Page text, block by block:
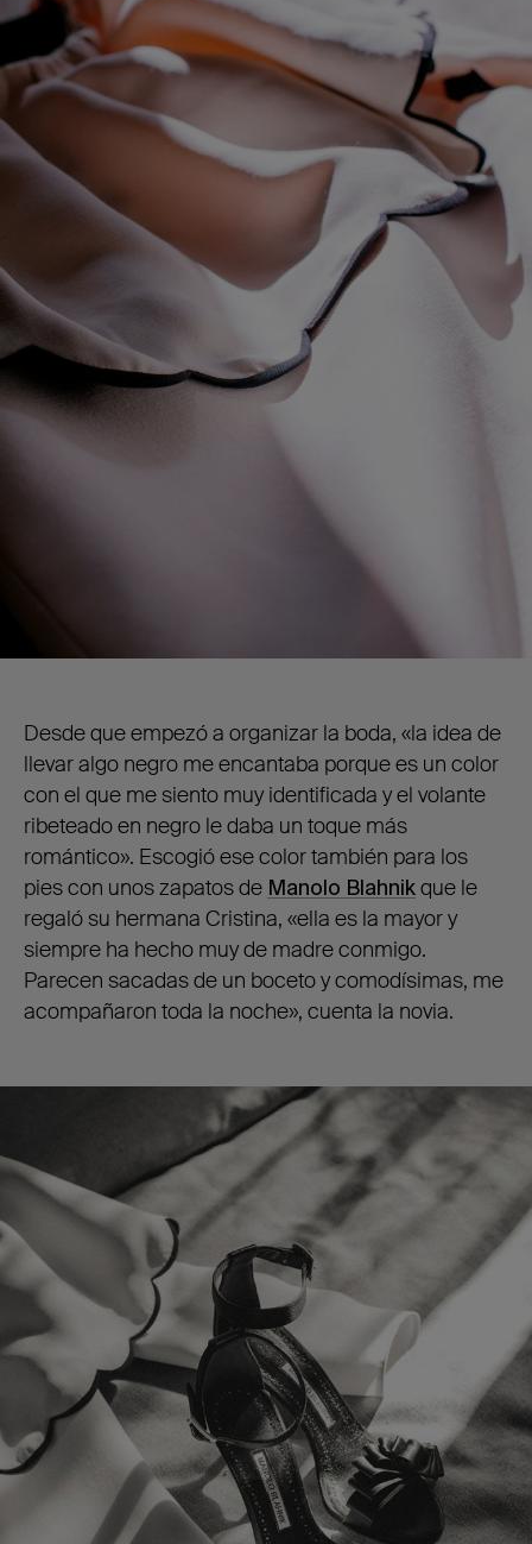
Desde que empezó a organizar la boda, «la idea de
llevar algo negro me encantaba porque es un color
con el que me siento muy identificada y el volante
ribeteado en negro le daba un toque más
romántico». Escogió ese color también para los
pies con unos zapatos de Manolo Blahnikque le
regaló su hermana Cristina, «ella es la mayor y
siempre ha hecho muy de madre conmigo.
Parecen sacadas de un boceto y comodísimas, me
acompañaron toda la noche», cuenta la novia.